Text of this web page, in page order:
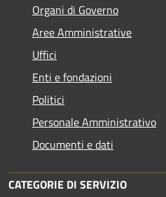
Organi di Governo
Aree Amministrative
Uffici
Enti e fondazioni
Politici
Personale Amministrativo
Documenti e dati
CATEGORIE DI SERVIZIO